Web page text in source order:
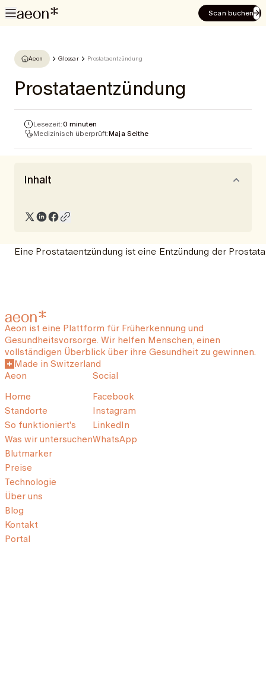
Scan buchen
Aeon Glossar Prostataentzündung
Prostataentzündung
Lesezeit:0 minuten
Medizinisch überprüft:Maja Seithe
Inhalt
Eine Prostataentzündung ist eine Entzündung der
Aeon ist eine Plattform für Früherkennung und
Gesundheitsvorsorge. Wir helfen Menschen, einen
vollständigen Überblick über ihre Gesundheit zu gewinnen.
Made in Switzerland
Aeon
Home
Standorte
So funktioniert's
Was wir untersuchen
Blutmarker
Preise
Technologie
Über uns
Blog
Kontakt
Portal
Social
Facebook
Instagram
LinkedIn
WhatsApp